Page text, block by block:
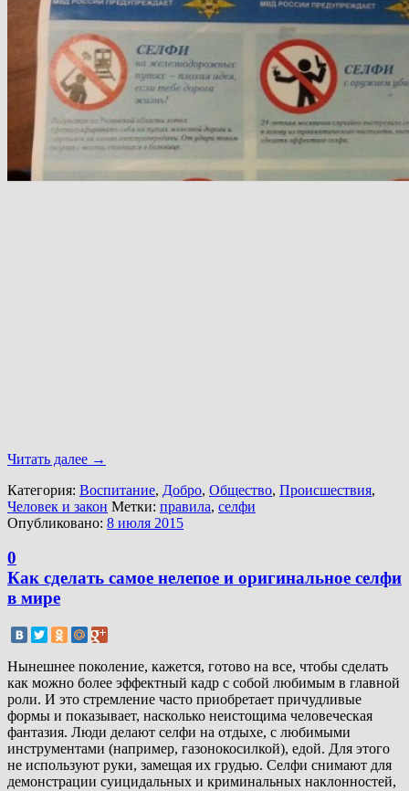
Читать далее →
Категория: Воспитание, Добро, Общество, Происшествия,
Человек и закон Метки: правила, селфи
Опубликовано: 8 июля 2015
0
Как сделать самое нелепое и оригинальное селфи
в мире
Нынешнее поколение, кажется, готово на все, чтобы сделать
как можно более эффектный кадр с собой любимым в главной
роли. И это стремление часто приобретает причудливые
формы и показывает, насколько неистощима человеческая
фантазия. Люди делают селфи на отдыхе, с любимыми
инструментами (например, газонокосилкой), едой. Для этого
не используют руки, замещая их грудью. Селфи снимают для
демонстрации суицидальных и криминальных наклонностей,